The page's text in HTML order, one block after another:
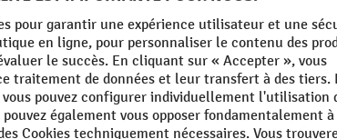
de zirconium
8 Variantes